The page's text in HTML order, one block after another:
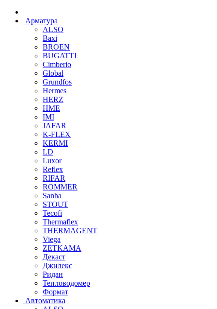
Арматура
ALSO
Baxi
BROEN
BUGATTI
Cimberio
Global
Grundfos
Hermes
HERZ
HME
IMI
JAFAR
K-FLEX
KERMI
LD
Luxor
Reflex
RIFAR
ROMMER
Sanha
STOUT
Tecofi
Thermaflex
THERMAGENT
Viega
ZETKAMA
Декаст
Джилекс
Ридан
Тепловодомер
Формат
Автоматика